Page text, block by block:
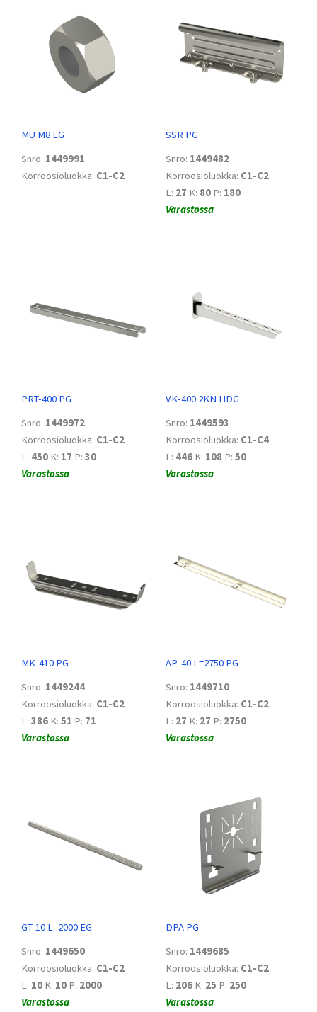
MU M8 EG
Snro: 1449991
Korroosioluokka: C1-C2
SSR PG
Snro: 1449482
Korroosioluokka: C1-C2
L: 27 K: 80 P: 180
Varastossa
PRT-400 PG
Snro: 1449972
Korroosioluokka: C1-C2
L: 450 K: 17 P: 30
Varastossa
VK-400 2KN HDG
Snro: 1449593
Korroosioluokka: C1-C4
L: 446 K: 108 P: 50
Varastossa
MK-410 PG
Snro: 1449244
Korroosioluokka: C1-C2
L: 386 K: 51 P: 71
Varastossa
AP-40 L=2750 PG
Snro: 1449710
Korroosioluokka: C1-C2
L: 27 K: 27 P: 2750
Varastossa
GT-10 L=2000 EG
Snro: 1449650
Korroosioluokka: C1-C2
L: 10 K: 10 P: 2000
Varastossa
DPA PG
Snro: 1449685
Korroosioluokka: C1-C2
L: 206 K: 25 P: 250
Varastossa